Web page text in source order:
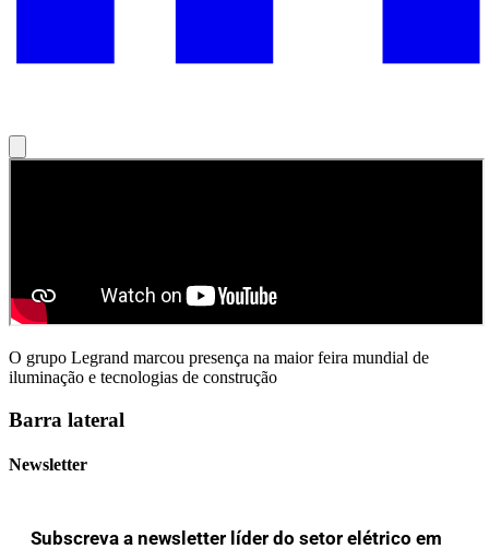
O grupo Legrand marcou presença na maior feira mundial de
iluminação e tecnologias de construção
Barra lateral
Newsletter
Subscreva a newsletter líder do setor elétrico em